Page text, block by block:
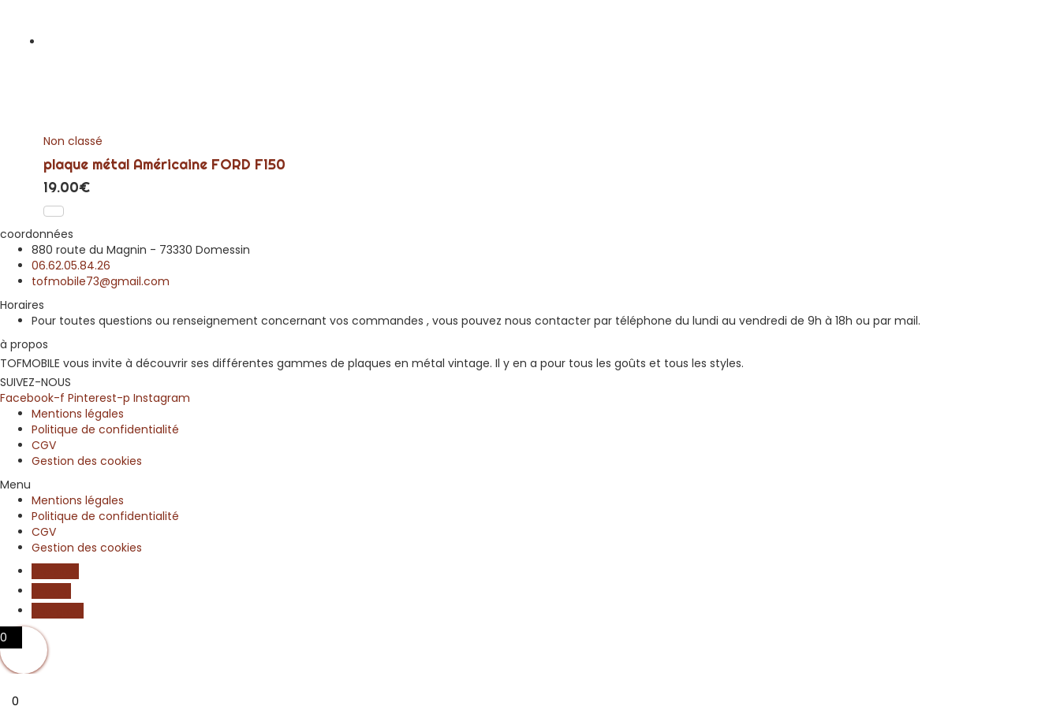
Non classé
plaque métal Américaine FORD F150
19.00€
coordonnées
880 route du Magnin - 73330 Domessin
06.62.05.84.26
tofmobile73@gmail.com
Horaires
Pour toutes questions ou renseignement concernant vos commandes , vous pouvez nous contacter par téléphone du lundi au vendredi de 9h à 18h ou par mail.
à propos
TOFMOBILE vous invite à découvrir ses différentes gammes de plaques en métal vintage. Il y en a pour tous les goûts et tous les styles.
SUIVEZ-NOUS
Facebook-f Pinterest-p Instagram
Mentions légales
Politique de confidentialité
CGV
Gestion des cookies
Menu
Mentions légales
Politique de confidentialité
CGV
Gestion des cookies
0
0